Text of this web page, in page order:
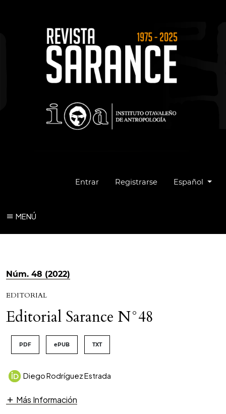
Entrar Registrarse Cambiar el
Español
MENÚ
Núm. 48 (2022)
EDITORIAL
Editorial Sarance N°48
PDF ePUB TXT
Diego Rodríguez Estrada
Más Información